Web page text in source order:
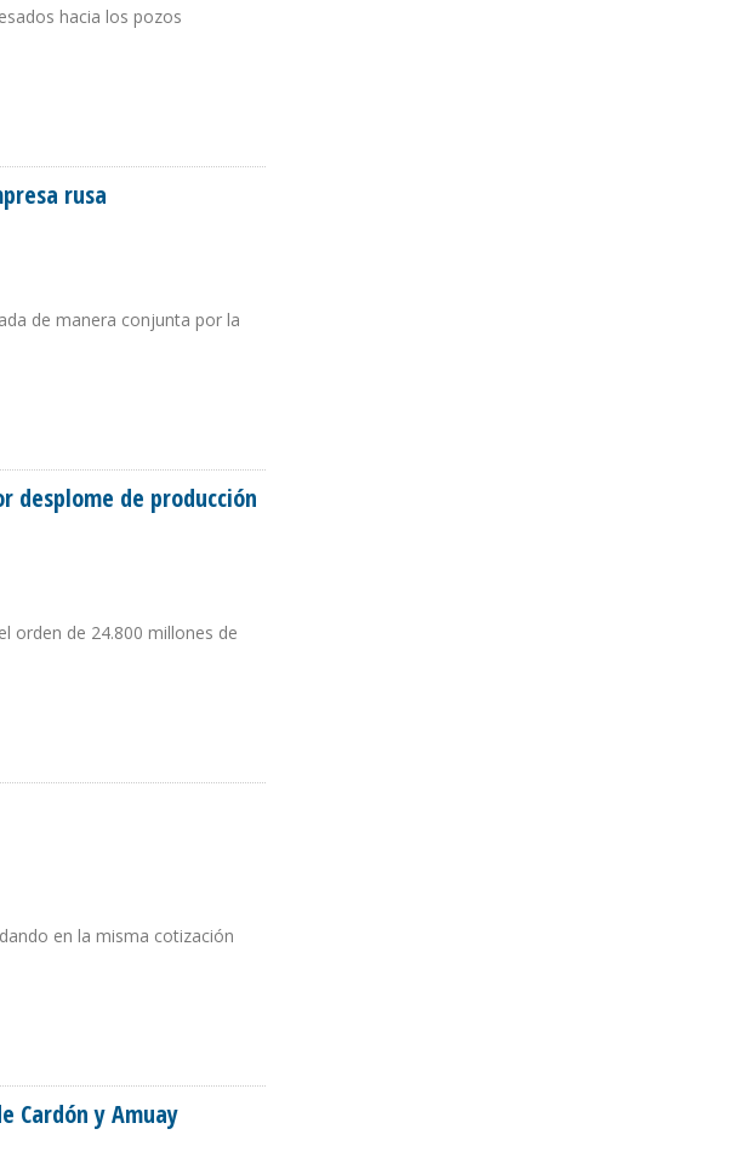
hacia los pozos
rusa
de manera conjunta por la
desplome de producción
orden de 24.800 millones de
en la misma cotización
Cardón y Amuay